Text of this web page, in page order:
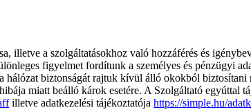
illetve a szolgáltatásokhoz való hozzáférés és
figyelmet fordítunk a személyes és pénzügyi
hálózat biztonságát rajtuk kívül álló okokból
miatt beálló károk esetére. A Szolgáltató egyúttal
illetve adatkezelési tájékoztatója https://simple.hu/